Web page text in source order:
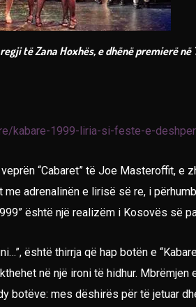
të Zana Hoxhës, e dhënë premierë
kabare-1999-liria-si-feste-e-
“Cabaret” të Joe Masteroffit,
adrenalinën e lirisë së re, i
është një realizëm i Kosovës së
është thirrja që hap botën e
në një ironi të hidhur.
botëve: mes dëshirës për të jetuar